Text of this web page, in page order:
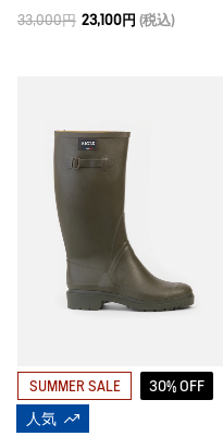
33,000円 23,100円 (税込)
SUMMER SALE
30% OFF
人気